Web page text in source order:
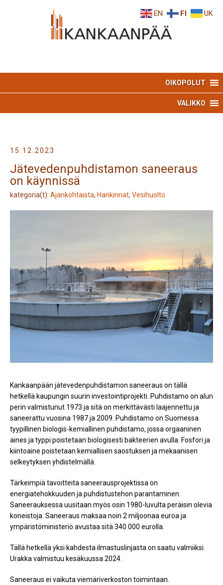
OIKOPOLUT
VALIKKO
15.12.2023
Jätevedenpuhdistamon saneeraus
on käynnissä
kategoria(t): Ajankohtaista, Hankinnat, Vesihuolto
Kankaanpään jätevedenpuhdistamon saneeraus on tällä
hetkellä kaupungin suurin investointiprojekti. Puhdistamo on alun
perin valmistunut 1973 ja sitä on merkittävästi laajennettu ja
saneerattu vuosina 1987 ja 2009. Puhdistamo on Suomessa
tyypillinen biologis-kemiallinen puhdistamo, jossa orgaaninen
aines ja typpi poistetaan biologisesti bakteerien avulla. Fosfori ja
kiintoaine poistetaan kemiallisen saostuksen ja mekaanisen
selkeytyksen yhdistelmällä.
Tärkeimpiä tavoitteita saneerausprojektissa on
energiatehokkuuden ja puhdistustehon parantaminen.
Saneerauksessa uusitaan myös osin 1980-luvulta peräisin olevia
koneistoja. Saneeraus maksaa noin 2 miljoonaa euroa ja
ympäristöministeriö avustaa sitä 340 000 eurolla.
Tällä hetkellä yksi kahdesta ilmastuslinjasta on saatu valmiiksi.
Urakka valmistuu kesäkuussa 2024.
Saneeraus ei vaikuta viemäriverkoston toimintaan.
EN FI UK